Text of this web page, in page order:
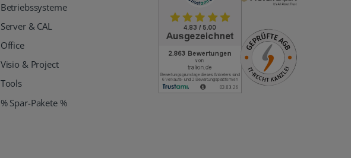
Betriebssysteme
Server & CAL
Office
Visio & Project
Tools
% Spar-Pakete %